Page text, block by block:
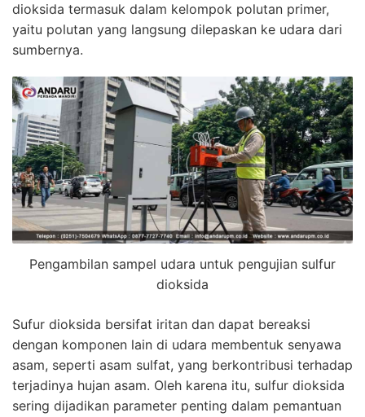
dioksida termasuk dalam kelompok polutan primer,
yaitu polutan yang langsung dilepaskan ke udara dari
sumbernya.
Pengambilan sampel udara untuk pengujian sulfur
dioksida
Sufur dioksida bersifat iritan dan dapat bereaksi
dengan komponen lain di udara membentuk senyawa
asam, seperti asam sulfat, yang berkontribusi terhadap
terjadinya hujan asam. Oleh karena itu, sulfur dioksida
sering dijadikan parameter penting dalam pemantuan